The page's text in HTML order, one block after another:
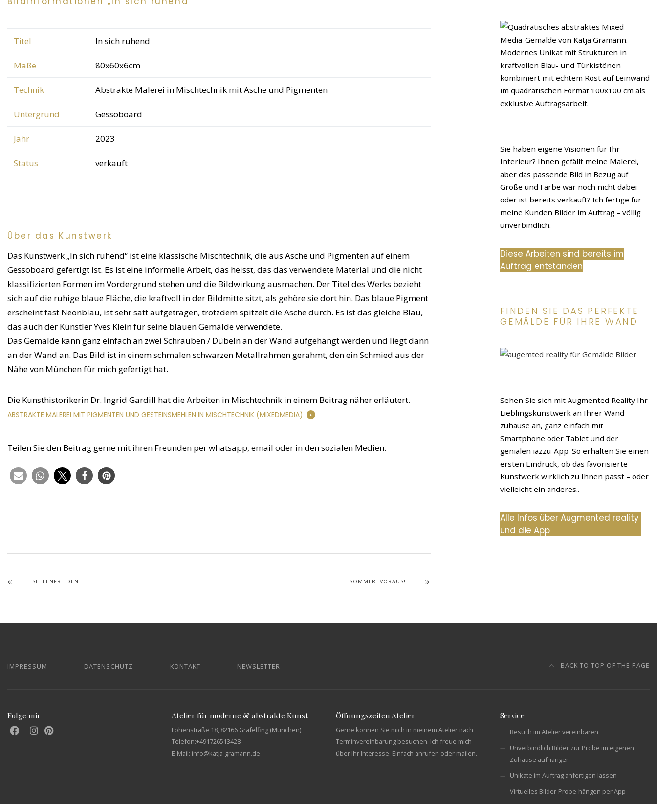
Titel In sich ruhend
Maße 80x60x6cm
Technik Abstrakte Malerei in Mischtechnik mit Asche und Pigmenten
Untergrund Gessoboard
Jahr 2023
Status verkauft
Über das Kunstwerk
Das Kunstwerk „In sich ruhend“ ist eine klassische Mischtechnik, die aus Asche und Pigmenten auf einem
Gessoboard gefertigt ist. Es ist eine informelle Arbeit, das heisst, das das verwendete Material und die nicht
klassifizierten Formen im Vordergrund stehen und die Bildwirkung ausmachen. Der Titel des Werks bezieht
sich auf die ruhige blaue Fläche, die kraftvoll in der Bildmitte sitzt, als gehöre sie dort hin. Das blaue Pigment
erscheint fast Neonblau, ist sehr satt aufgetragen, trotzdem spitzelt die Asche durch. Es ist das gleiche Blau,
das auch der Künstler Yves Klein für seine blauen Gemälde verwendete.
Das Gemälde kann ganz einfach an zwei Schrauben / Dübeln an der Wand aufgehängt werden und liegt dann
an der Wand an. Das Bild ist in einem schmalen schwarzen Metallrahmen gerahmt, den ein Schmied aus der
Nähe von München für mich gefertigt hat.
Die Kunsthistorikerin Dr. Ingrid Gardill hat die Arbeiten in Mischtechnik in einem Beitrag näher erläutert.
ABSTRAKTE MALEREI MIT PIGMENTEN UND GESTEINSMEHLEN IN MISCHTECHNIK (MIXEDMEDIA)
Teilen Sie den Beitrag gerne mit ihren Freunden per whatsapp, email oder in den sozialen Medien.
SEELENFRIEDEN SOMMER VORAUS!
Sie haben eigene Visionen für Ihr
Interieur? Ihnen gefällt meine Malerei,
aber das passende Bild in Bezug auf
Größe und Farbe war noch nicht dabei
oder ist bereits verkauft? Ich fertige für
meine Kunden Bilder im Auftrag – völlig
unverbindlich.
Diese Arbeiten sind bereits im
Auftrag entstanden
FINDEN SIE DAS PERFEKTE
GEMÄLDE FÜR IHRE WAND
Sehen Sie sich mit Augmented Reality Ihr
Lieblingskunstwerk an Ihrer Wand
zuhause an, ganz einfach mit
Smartphone oder Tablet und der
genialen iazzu-App. So erhalten Sie einen
ersten Eindruck, ob das favorisierte
Kunstwerk wirklich zu Ihnen passt – oder
vielleicht ein anderes..
Alle Infos über Augmented reality
und die App
IMPRESSUM DATENSCHUTZ KONTAKT NEWSLETTER BACK TO TOP OF THE PAGE
Folge mir Atelier für moderne & abstrakte Kunst
Lohenstraße 18, 82166 Gräfelfing (München)
Telefon:+491726513428
E-Mail: info@katja-gramann.de
Öffnungszeiten Atelier
Gerne können Sie mich in meinem Atelier nach
Terminvereinbarung besuchen. Ich freue mich
über Ihr Interesse. Einfach anrufen oder mailen.
Service
Besuch im Atelier vereinbaren
Unverbindlich Bilder zur Probe im eigenen
Zuhause aufhängen
Unikate im Auftrag anfertigen lassen
Virtuelles Bilder-Probe-hängen per App